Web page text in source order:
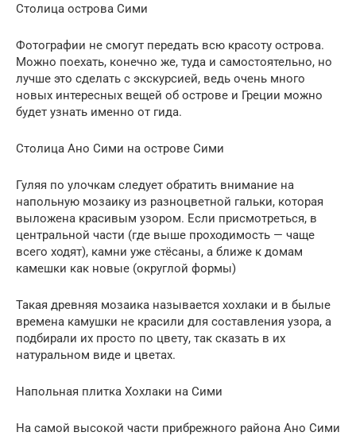
Столица острова Сими
Фотографии не смогут передать всю красоту острова.
Можно поехать, конечно же, туда и самостоятельно, но
лучше это сделать с экскурсией, ведь очень много
новых интересных вещей об острове и Греции можно
будет узнать именно от гида.
Столица Ано Сими на острове Сими
Гуляя по улочкам следует обратить внимание на
напольную мозаику из разноцветной гальки, которая
выложена красивым узором. Если присмотреться, в
центральной части (где выше проходимость — чаще
всего ходят), камни уже стёсаны, а ближе к домам
камешки как новые (округлой формы)
Такая древняя мозаика называется хохлаки и в былые
времена камушки не красили для составления узора, а
подбирали их просто по цвету, так сказать в их
натуральном виде и цветах.
Напольная плитка Хохлаки на Сими
На самой высокой части прибрежного района Ано Сими